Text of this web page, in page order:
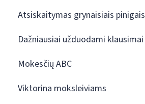
Atsiskaitymas grynaisiais pinigais
Dažniausiai užduodami klausimai
Mokesčių ABC
Viktorina moksleiviams